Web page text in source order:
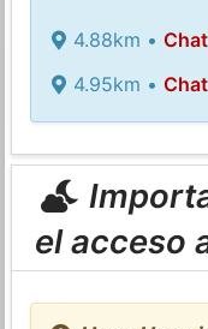
4.88km •
4.95km •
el acceso